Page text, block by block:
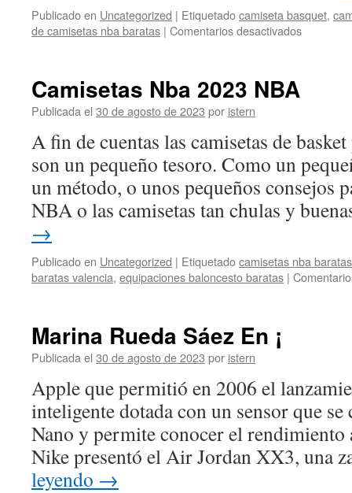
Publicado en Uncategorized | Etiquetadocamiseta basquet,
de camisetas nba baratas | Comentarios desactivadosen
Que
eEUU
en
el
Mundial
Camisetas Nba 2023 NBA
Publicada el 30 de agosto de 2023 por istern
A fin de cuentas las camisetas de
son un pequeño tesoro. Como un
un método, o unos pequeños consejos
NBA o las camisetas tan chulas y
→
Publicado en Uncategorized | Etiquetadocamisetas nba
baratas valencia, equipaciones baloncesto baratas |
Marina Rueda Sáez En ¡
Publicada el 30 de agosto de 2023 por istern
Apple que permitió en 2006 el
inteligente dotada con un sensor que
Nano y permite conocer el
Nike presentó el Air Jordan XX3, una
leyendo →